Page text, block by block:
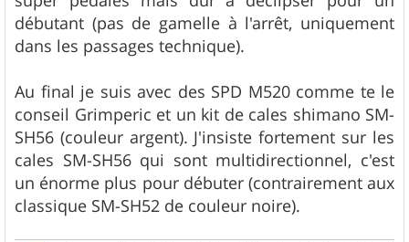
débutant (pas de gamelle à l'arrêt, uniquement
dans les passages technique).
Au final je suis avec des SPD M520 comme te le
conseil Grimperic et un kit de cales shimano SM-
SH56 (couleur argent). J'insiste fortement sur les
cales SM-SH56 qui sont multidirectionnel, c'est
un énorme plus pour débuter (contrairement aux
classique SM-SH52 de couleur noire).